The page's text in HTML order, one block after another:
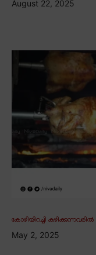
August 22, 2025
കോഴിയിറച്ചി
May 2, 2025